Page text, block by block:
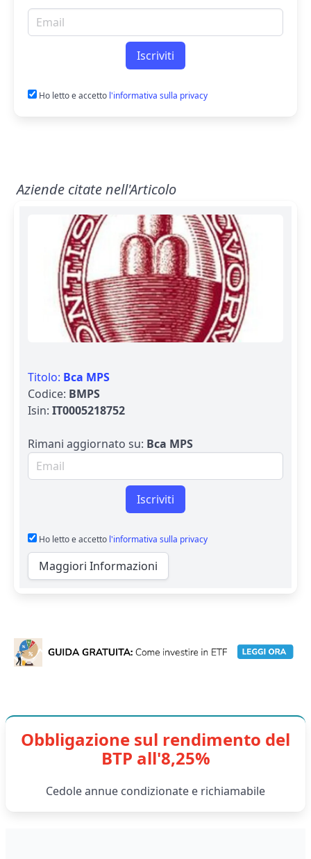
Email per newsletter
Iscriviti
Ho letto e accetto l'informativa sulla privacy
Aziende citate nell'Articolo
Titolo: Bca MPS
Codice: BMPS
Isin: IT0005218752
Rimani aggiornato su: Bca MPS
Email per newsletter
Iscriviti
Ho letto e accetto l'informativa sulla privacy
Maggiori Informazioni
Obbligazione sul rendimento del
BTP all'8,25%
Cedole annue condizionate e richiamabile